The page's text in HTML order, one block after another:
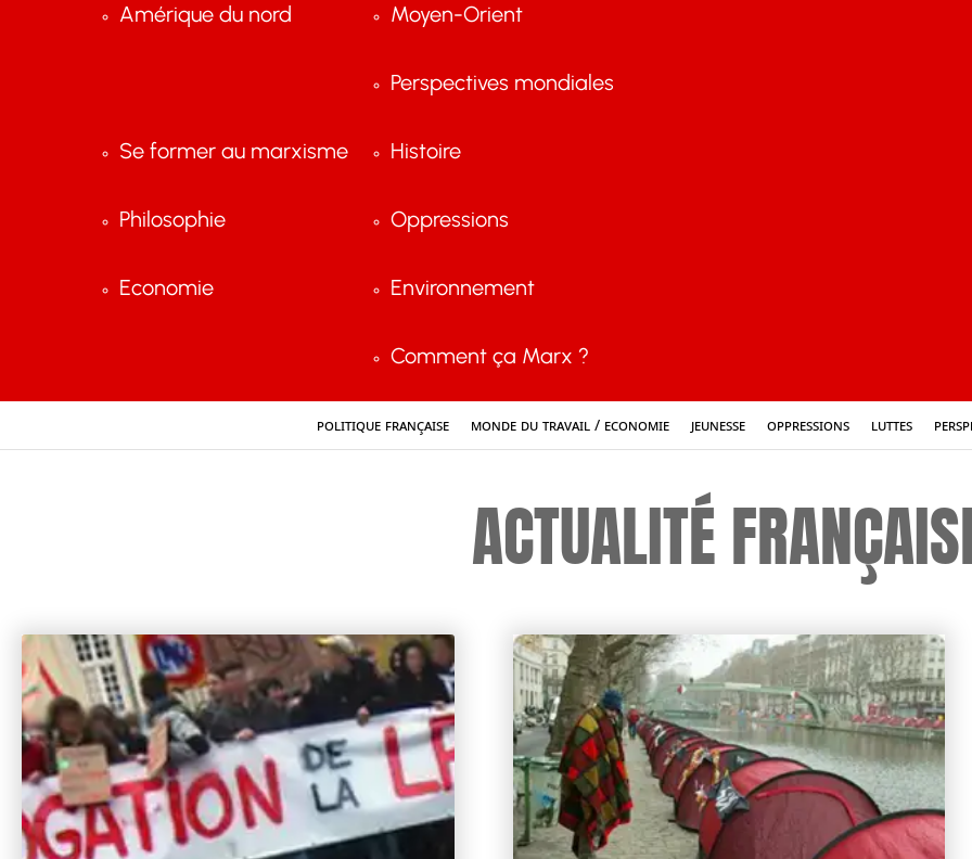
Amérique du nord Moyen-Orient
Perspectives mondiales
Se former au marxisme
Philosophie
Economie
Histoire
Oppressions
Environnement
Comment ça Marx ?
Politique française Monde du travail / Economie Jeunesse Oppressions Luttes
ACTUALITÉ